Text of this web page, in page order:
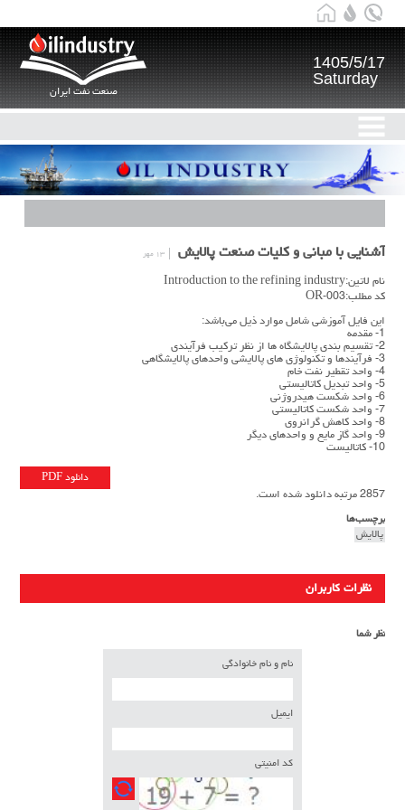
صنعت نفت ایران
1405/5/17
Saturday
آشنایی با مبانی و کلیات صنعت پالایش ۱۳ مهر
نام لاتین:Introduction to the refining industry
کد مطلب:OR-003
این فایل آموزشی شامل موارد ذیل می‌باشد:
1- مقدمه
2- تقسیم بندی پالایشگاه ها از نظر ترکیب فرآیندی
3- فرآیندها و تکنولوژی های پالایشی واحدهای پالایشگاهی
4- واحد تقطیر نفت خام
5- واحد تبدیل کاتالیستی
6- واحد شکست هیدروژنی
7- واحد شکست کاتالیستی
8- واحد کاهش گرانروی
9- واحد گاز مایع و واحدهای دیگر
10- کاتالیست
دانلود PDF
2857 مرتبه دانلود شده است.
برچسب‌ها
پالایش
نظرات کاربران
نظر شما
نام و نام خانوادگی
ایمیل
کد امنیتی